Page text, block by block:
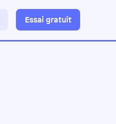
Essai gratuit